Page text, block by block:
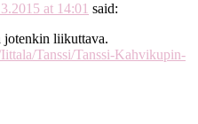
at 14:01 said:
jotenkin liikuttava.
Tanssi/Tanssi-Kahvikupin-